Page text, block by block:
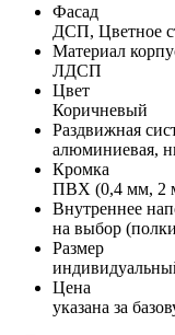
Фасад
ДСП, Цветное
Материал
ЛДСП
Цвет
Коричневый
Раздвижная
алюминиевая,
Кромка
ПВХ (0,4 мм, 2
Внутреннее
на выбор
Размер
Цена
указана за